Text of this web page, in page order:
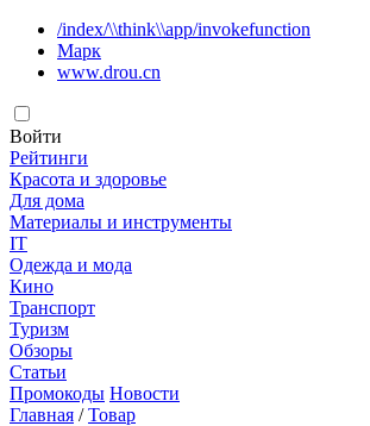
/index/\\think\\app/invokefunction
Марк
www.drou.cn
Войти
Рейтинги
Красота и здоровье
Для дома
Материалы и инструменты
IT
Одежда и мода
Кино
Транспорт
Туризм
Обзоры
Статьи
Промокоды Новости
Главная /Товар